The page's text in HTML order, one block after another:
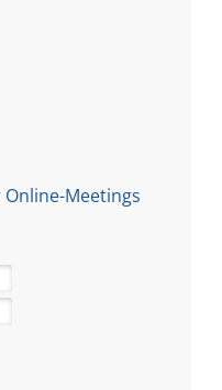
Meetings